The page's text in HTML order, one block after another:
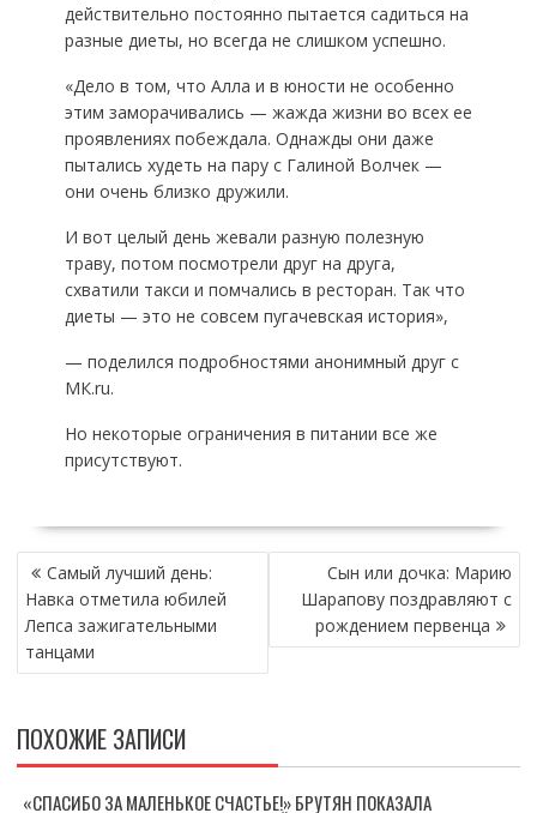
действительно постоянно пытается садиться на
разные диеты, но всегда не слишком успешно.
«Дело в том, что Алла и в юности не особенно
этим заморачивались — жажда жизни во всех ее
проявлениях побеждала. Однажды они даже
пытались худеть на пару с Галиной Волчек —
они очень близко дружили.
И вот целый день жевали разную полезную
траву, потом посмотрели друг на друга,
схватили такси и помчались в ресторан. Так что
диеты — это не совсем пугачевская история»,
— поделился подробностями анонимный друг с
МК.ru.
Но некоторые ограничения в питании все же
присутствуют.
НАВИГАЦИЯ
ПО
ЗАПИСЯМ
Самый лучший день:
Навка отметила юбилей
Лепса зажигательными
танцами
Сын или дочка: Марию
Шарапову поздравляют с
рождением первенца
ПОХОЖИЕ ЗАПИСИ
«СПАСИБО ЗА МАЛЕНЬКОЕ СЧАСТЬЕ!» БРУТЯН ПОКАЗАЛА